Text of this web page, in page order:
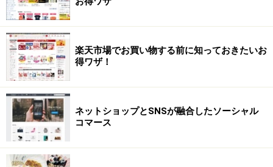
楽天市場でお買い物する前に知っておきたいお
得ワザ！
ネットショップとSNSが融合したソーシャル
コマース